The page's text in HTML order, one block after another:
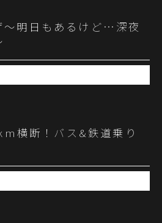
～明日もあるけど…深夜
横断！バス&鉄道乗り